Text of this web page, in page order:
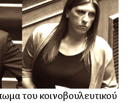
του κοινοβουλευτικού